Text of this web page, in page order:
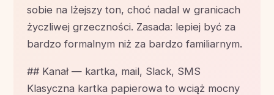
sobie na lżejszy ton, choć nadal w granicach
życzliwej grzeczności. Zasada: lepiej być za
bardzo formalnym niż za bardzo familiarnym.
## Kanał — kartka, mail, Slack, SMS
Klasyczna kartka papierowa to wciąż mocny